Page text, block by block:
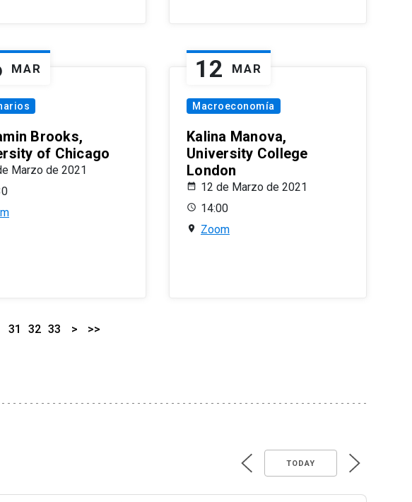
MAR
Brooks,
of Chicago
Marzo de 2021
12 MAR
Macroeconomía
Kalina Manova,
University College
London
12 de Marzo de 2021
14:00
Zoom
31 32 33 > >>
TODAY